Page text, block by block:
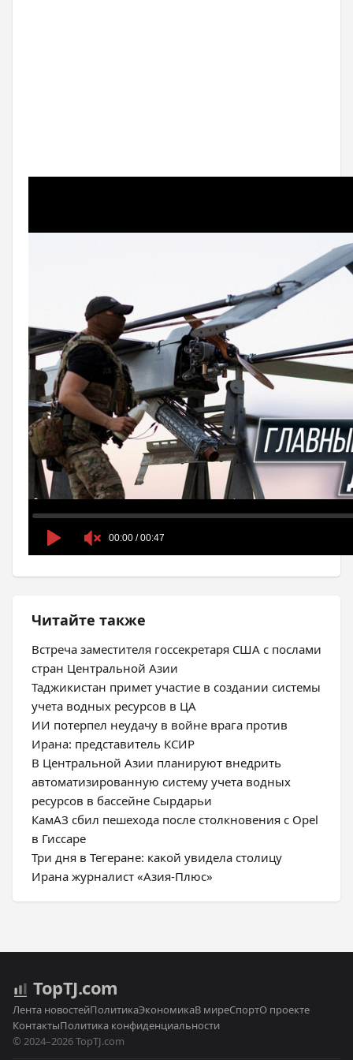
Читайте также
Встреча заместителя госсекретаря США с послами
стран Центральной Азии
Таджикистан примет участие в создании системы
учета водных ресурсов в ЦА
ИИ потерпел неудачу в войне врага против
Ирана: представитель КСИР
В Центральной Азии планируют внедрить
автоматизированную систему учета водных
ресурсов в бассейне Сырдарьи
КамАЗ сбил пешехода после столкновения с Opel
в Гиссаре
Три дня в Тегеране: какой увидела столицу
Ирана журналист «Азия-Плюс»
TopTJ.com
Лента новостейПолитикаЭкономикаВ миреСпортО проекте
КонтактыПолитика конфиденциальности
© 2024–2026 TopTJ.com